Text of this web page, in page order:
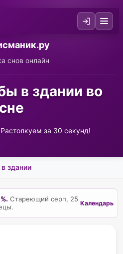
снов онлайн
в здании во
сне
за 30 секунд!
здании
Стареющий серп, 25
Календарь